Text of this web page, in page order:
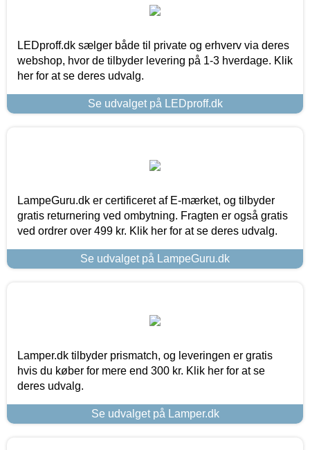
LEDproff.dk sælger både til private og erhverv via deres
webshop, hvor de tilbyder levering på 1-3 hverdage. Klik
her for at se deres udvalg.
Se udvalget på LEDproff.dk
LampeGuru.dk er certificeret af E-mærket, og tilbyder
gratis returnering ved ombytning. Fragten er også gratis
ved ordrer over 499 kr. Klik her for at se deres udvalg.
Se udvalget på LampeGuru.dk
Lamper.dk tilbyder prismatch, og leveringen er gratis
hvis du køber for mere end 300 kr. Klik her for at se
deres udvalg.
Se udvalget på Lamper.dk